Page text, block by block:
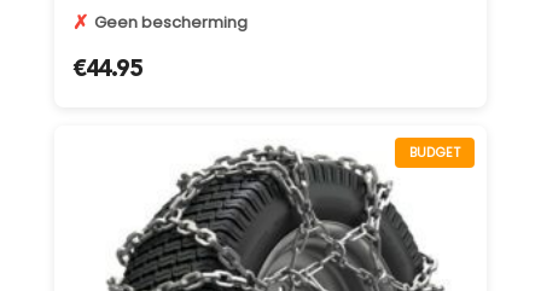
✗ Geen bescherming
€44.95
BUDGET